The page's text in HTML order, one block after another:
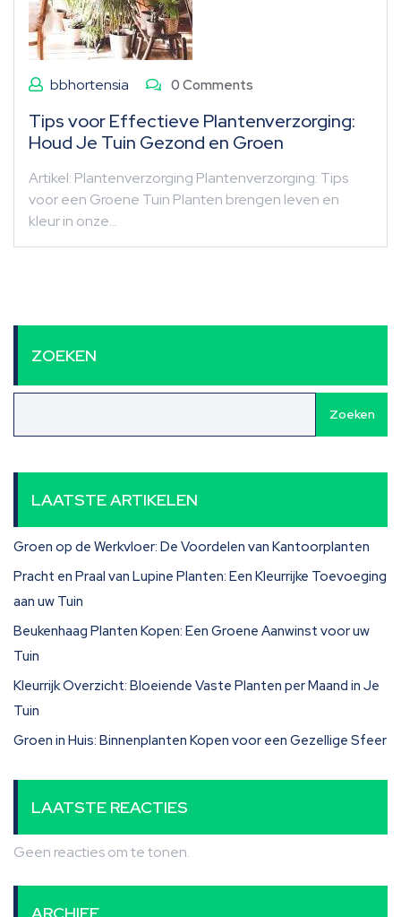
bbhortensia 0 Comments
Tips voor Effectieve Plantenverzorging:
Houd Je Tuin Gezond en Groen
Artikel: Plantenverzorging Plantenverzorging: Tips
voor een Groene Tuin Planten brengen leven en
kleur in onze…
ZOEKEN
Zoeken
LAATSTE ARTIKELEN
Groen op de Werkvloer: De Voordelen van Kantoorplanten
Pracht en Praal van Lupine Planten: Een Kleurrijke Toevoeging
aan uw Tuin
Beukenhaag Planten Kopen: Een Groene Aanwinst voor uw
Tuin
Kleurrijk Overzicht: Bloeiende Vaste Planten per Maand in Je
Tuin
Groen in Huis: Binnenplanten Kopen voor een Gezellige Sfeer
LAATSTE REACTIES
Geen reacties om te tonen.